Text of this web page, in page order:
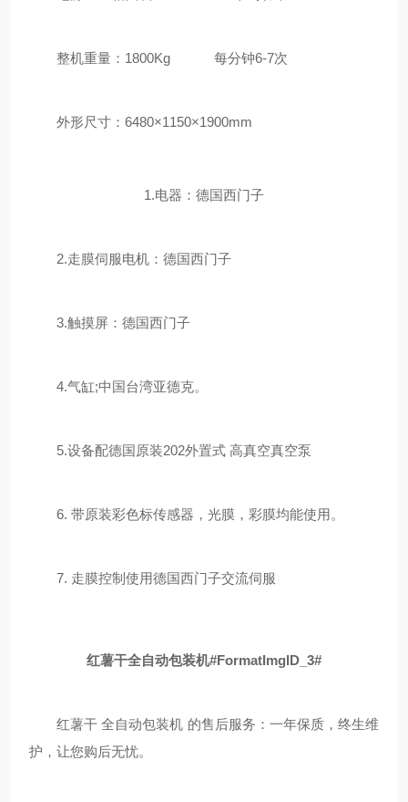
整机重量：1800Kg 每分钟6-7次
外形尺寸：6480×1150×1900mm
1.电器：德国西门子
2.走膜伺服电机：德国西门子
3.触摸屏：德国西门子
4.气缸;中国台湾亚德克。
5.设备配德国原装202外置式 高真空真空泵
6. 带原装彩色标传感器，光膜，彩膜均能使用。
7. 走膜控制使用德国西门子交流伺服
红薯干全自动包装机#FormatImgID_3#
红薯干 全自动包装机 的售后服务：一年保质，终生维
护，让您购后无忧。